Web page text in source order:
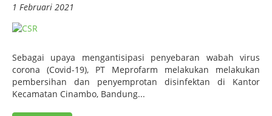
1 Februari 2021
Sebagai upaya mengantisipasi penyebaran wabah virus
corona (Covid-19), PT Meprofarm melakukan melakukan
pembersihan dan penyemprotan disinfektan di Kantor
Kecamatan Cinambo, Bandung...